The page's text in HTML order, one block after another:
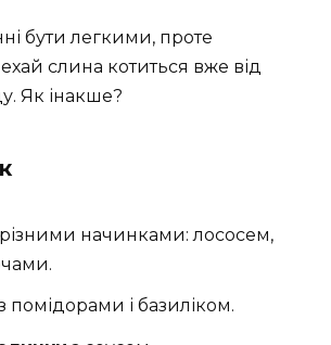
бути легкими, проте
слина котиться вже від
Як інакше?
начинками: лососем,
помідорами і базиліком.